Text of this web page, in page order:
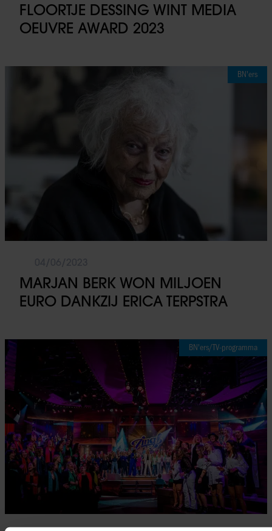
FLOORTJE DESSING WINT MEDIA
OEUVRE AWARD 2023
BN'ers
MARJAN BERK WON MILJOEN
EURO DANKZIJ ERICA TERPSTRA
BN'ers/TV-programma